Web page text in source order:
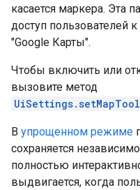
касается маркера. Эта
доступ
"Google Карты".
Чтобы включить или
вызовите метод
В упрощенном режиме
сохраняется
полностью
выдвигается, когда